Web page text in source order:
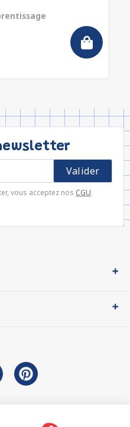
vous acceptez nos CGU.